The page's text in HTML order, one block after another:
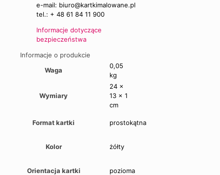
e-mail: biuro@kartkimalowane.pl
tel.: + 48 61 84 11 900
Informacje dotyczące
bezpieczeństwa
Informacje o produkcie
Waga
0,05
kg
Wymiary
24 ×
13 × 1
cm
Format kartki prostokątna
Kolor żółty
Orientacja kartki pozioma